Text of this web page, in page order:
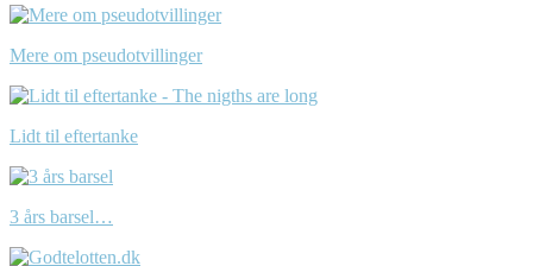
Mere om pseudotvillinger
Lidt til eftertanke
3 års barsel…